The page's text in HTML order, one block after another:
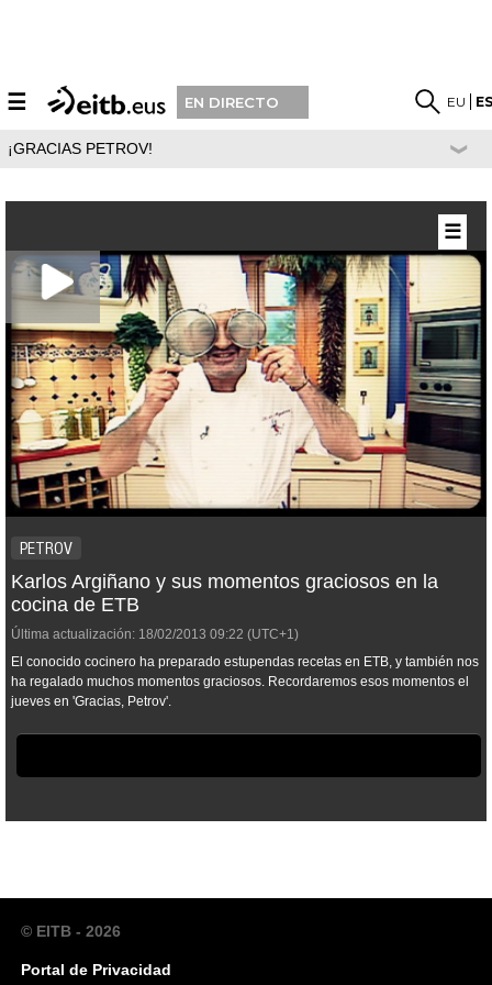
☰ EN DIRECTO EU
¡GRACIAS PETROV!
PETROV
Karlos Argiñano y sus momentos graciosos en la
cocina de ETB
Última actualización: 18/02/2013 09:22 (UTC+1)
El conocido cocinero ha preparado estupendas recetas en ETB, y también nos
ha regalado muchos momentos graciosos. Recordaremos esos momentos el
jueves en 'Gracias, Petrov'.
☰
© EITB - 2026
Portal de Privacidad